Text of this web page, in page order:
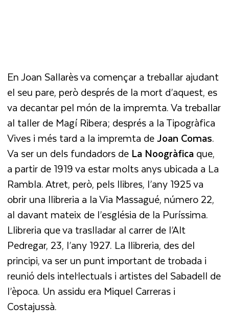
En Joan Sallarès va començar a treballar ajudant
el seu pare, però després de la mort d’aquest, es
va decantar pel món de la impremta. Va treballar
al taller de Magí Ribera; després a la Tipogràfica
Vives i més tard a la impremta deJoan Comas.
Va ser un dels fundadors de La Noogràficaque,
a partir de 1919 va estar molts anys ubicada a La
Rambla. Atret, però, pels llibres, l’any 1925 va
obrir una llibreria a la Via Massagué, número 22,
al davant mateix de l’església de la Puríssima.
Llibreria que va traslladar al carrer de l’Alt
Pedregar, 23, l’any 1927. La llibreria, des del
principi, va ser un punt important de trobada i
reunió dels intel·lectuals i artistes del Sabadell de
l’època. Un assidu era Miquel Carreras i
Costajussà.